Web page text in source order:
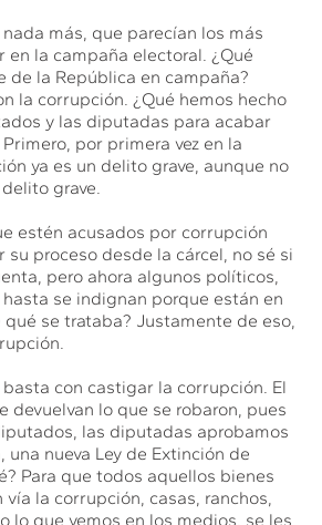
más, que parecían los más
la campaña electoral. ¿Qué
de la República en campaña?
la corrupción. ¿Qué hemos hecho
y las diputadas para acabar
por primera vez en la
ya es un delito grave, aunque no
grave.
estén acusados por corrupción
proceso desde la cárcel, no sé si
pero ahora algunos políticos,
se indignan porque están en
qué se trataba? Justamente de eso,
con castigar la corrupción. El
devuelvan lo que se robaron, pues
las diputadas aprobamos
una nueva Ley de Extinción de
Para que todos aquellos bienes
la corrupción, casas, ranchos,
lo que vemos en los medios, se les